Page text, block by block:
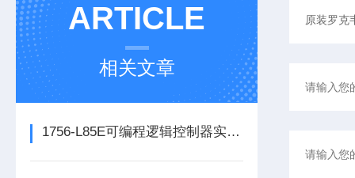
ARTICLE
相关文章
1756-L85E可编程逻辑控制器实操应用常见问题分析及解决方法探讨